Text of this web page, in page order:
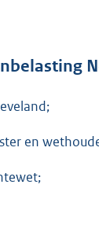
en